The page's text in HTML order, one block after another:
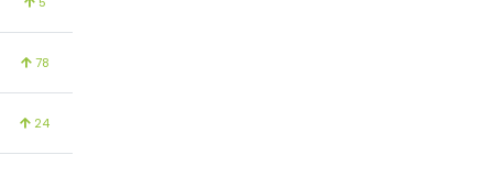
78
24